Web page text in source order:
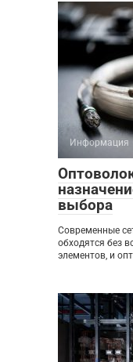
Информация
выбора
Современные
обходятся без
элементов, и